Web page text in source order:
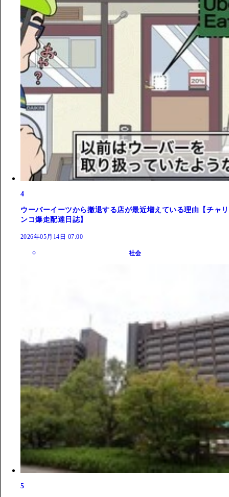
4
ウーバーイーツから撤退する店が最近増えている理由【チャリ
ンコ爆走配達日誌】
2026年05月14日 07:00
社会
5